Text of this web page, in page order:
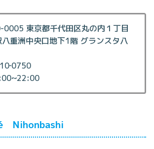
東京都千代田区丸の内１丁目
重洲中央口地下1階 グランスタ八
Nihonbashi